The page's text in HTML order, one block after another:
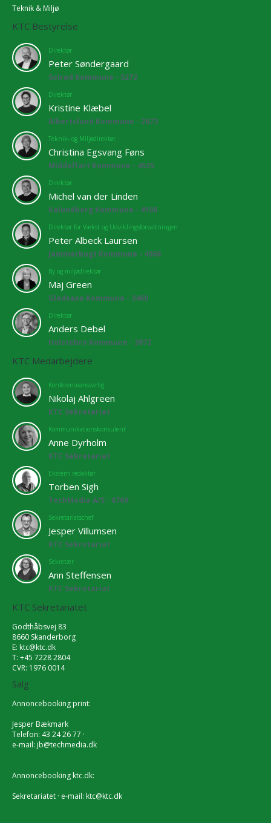
Teknik & Miljø
KTC Bestyrelse
Direktør
Peter Søndergaard
Solrød Kommune - 5272
Direktør
Kristine Klæbel
Albertslund Kommune - 2673
Teknik- og Miljødirektør
Christina Egsvang Føns
Middelfart Kommune - 4525
Direktør
Michel van der Linden
Kalundborg Kommune - 4108
Direktør for Vækst og Udviklingsforvaltningen
Peter Albeck Laursen
Jammerbugt Kommune - 4068
By og miljødirektør
Maj Green
Gladsaxe Kommune - 3460
Direktør
Anders Debel
Holstebro Kommune - 3872
KTC Medarbejdere
Konferenceansvarlig
Nikolaj Ahlgreen
KTC Sekretariat
Kommunikationskonsulent
Anne Dyrholm
KTC Sekretariat
Ekstern redaktør
Torben Sigh
TechMedia A/S - 6769
Sekretariatschef
Jesper Villumsen
KTC Sekretariat
Sekretær
Ann Steffensen
KTC Sekretariat
KTC Sekretariatet
Godthåbsvej 83
8660 Skanderborg
E: ktc@ktc.dk
T: +45 7228 2804
CVR: 1976 0014
Salg
Annoncebooking print:
Jesper Bækmark
Telefon: 43 24 26 77 ·
e-mail: jb@techmedia.dk
Annoncebooking ktc.dk:
Sekretariatet · e-mail: ktc@ktc.dk